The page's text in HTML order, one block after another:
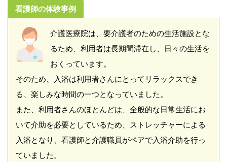
看護師の体験事例
介護医療院は、要介護者のための生活施設とな
るため、利用者は長期間滞在し、日々の生活を
おくっています。
そのため、入浴は利用者さんにとってリラックスでき
る、楽しみな時間の一つとなっていました。
また、利用者さんのほとんどは、全般的な日常生活にお
いて介助を必要としているため、ストレッチャーによる
入浴となり、看護師と介護職員がペアで入浴介助を行っ
ていました。